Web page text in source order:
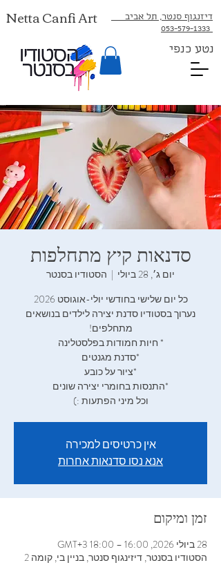
דיזנגוף סנטר, תל אביב
053-579-1333⁩
Netta Canfi Art
נטע כנפי
סדנאות קיץ מתחלפות
יום ג׳, 28 ביולי
  |
הסטודיו בסנטר
נערוך בסטודיו סדנת יצירה לילדים בנושאים
וכל מיני הפתעות :)
אין כרטיסים למכירה
אנא נסו סדנאות אחרות
זמן ומיקום
28 ביולי 2026, 16:00 – 18:00 GMT‎+3‎
הסטודיו בסנטר, דיזינגוף סנטר, בניין בי, קומה 2